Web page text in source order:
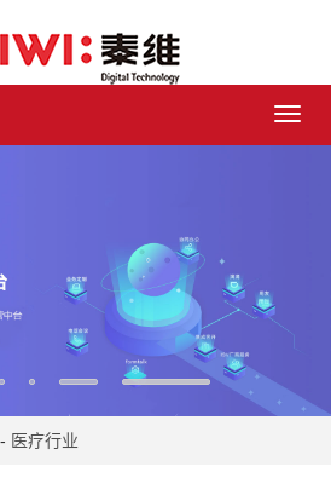
导
4
- 医疗行业